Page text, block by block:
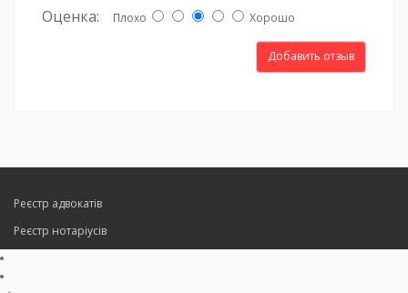
Оценка: Плохо Хорошо
Добавить отзыв
Реєстр адвокатів
Реєстр нотаріусів